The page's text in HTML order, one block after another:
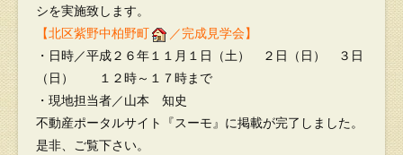
シを実施致します。
【北区紫野中柏野町
／完成見学会】
・日時／平成２６年１１月１日（土） ２日（日） ３日
（日） １２時～１７時まで
・現地担当者／山本 知史
不動産ポータルサイト『スーモ』に掲載が完了しました。
是非、ご覧下さい。